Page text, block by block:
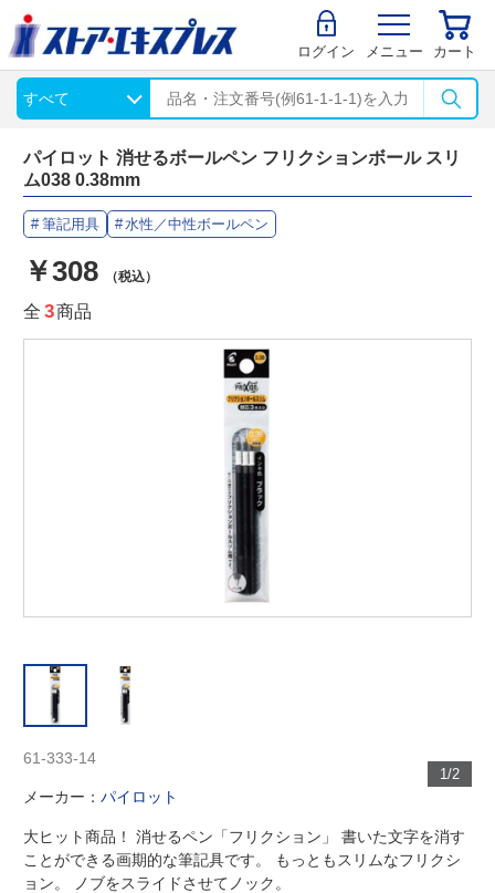
ログイン メニュー カート
パイロット 消せるボールペン フリクションボール スリ
ム038 0.38mm
筆記用具 水性／中性ボールペン
￥308 （税込）
全 3商品
1/2
61-333-14
メーカー：パイロット
大ヒット商品！ 消せるペン「フリクション」 書いた文字を消す
ことができる画期的な筆記具です。 もっともスリムなフリクシ
ョン。 ノブをスライドさせてノック。